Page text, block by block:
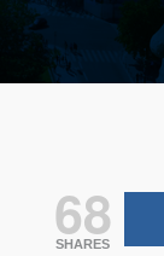
68
SHARES